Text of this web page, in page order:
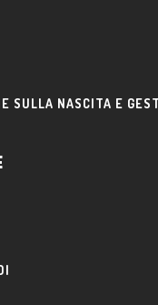
SULLA NASCITA E